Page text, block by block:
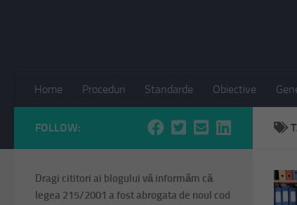
Home Proceduri Standarde Obiective
FOLLOW:
Dragi cititori ai blogului vă informăm că
legea 215/2001 a fost abrogata de noul cod